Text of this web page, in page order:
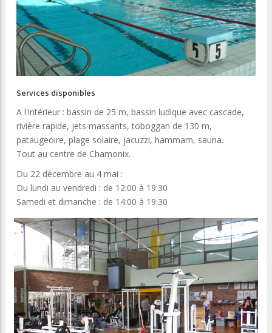
Services disponibles
A l'intérieur : bassin de 25 m, bassin ludique avec cascade,
rivière rapide, jets massants, toboggan de 130 m,
pataugeoire, plage solaire, jacuzzi, hammam, sauna.
Tout au centre de Chamonix.
Du 22 décembre au 4 mai :
Du lundi au vendredi : de 12:00 à 19:30
Samedi et dimanche : de 14:00 à 19:30